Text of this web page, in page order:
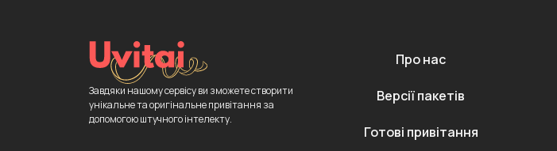
Завдяки нашому сервісу ви зможете створити
унікальне та оригінальне привітання за
допомогою штучного інтелекту.
Про нас
Версії пакетів
Готові привітання